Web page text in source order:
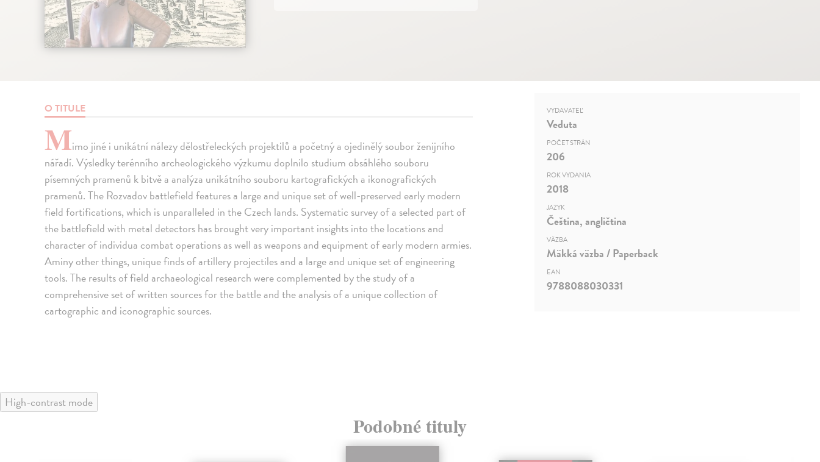
O TITULE
Mimo jiné i unikátní nálezy dělostřeleckých projektilů a početný a ojedinělý soubor ženijního
nářadí. Výsledky terénního archeologického výzkumu doplnilo studium obsáhlého souboru
písemných pramenů k bitvě a analýza unikátního souboru kartografických a ikonografických
pramenů. The Rozvadov battlefield features a large and unique set of well-preserved early modern
field fortifications, which is unparalleled in the Czech lands. Systematic survey of a selected part of
the battlefield with metal detectors has brought very important insights into the locations and
character of individua combat operations as well as weapons and equipment of early modern armies.
Aminy other things, unique finds of artillery projectiles and a large and unique set of engineering
tools. The results of field archaeological research were complemented by the study of a
comprehensive set of written sources for the battle and the analysis of a unique collection of
cartographic and iconographic sources.
VYDAVATEĽ
Veduta
POČET STRÁN
206
ROK VYDANIA
2018
JAZYK
Čeština, angličtina
VÄZBA
Mäkká väzba / Paperback
EAN
9788088030331
High-contrast mode
Podobné tituly